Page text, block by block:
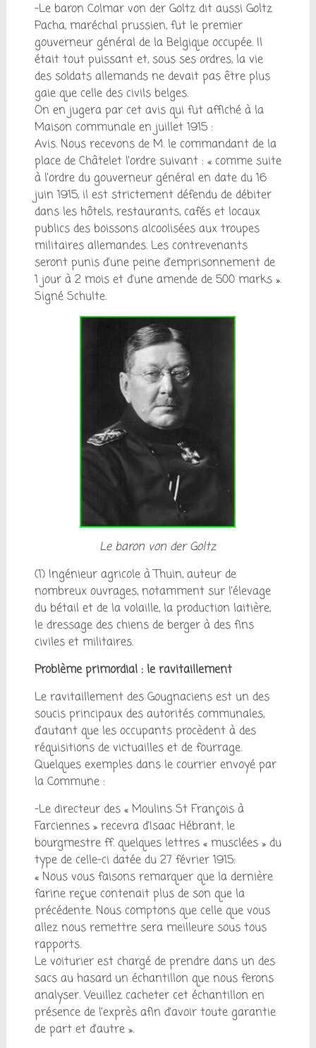
-Le baron Colmar von der Goltz dit aussi Goltz
Pacha, maréchal prussien, fut le premier
gouverneur général de la Belgique occupée. Il
était tout puissant et, sous ses ordres, la vie
des soldats allemands ne devait pas être plus
gaie que celle des civils belges.
On en jugera par cet avis qui fut affiché à la
Maison communale en juillet 1915 :
Avis. Nous recevons de M. le commandant de la
place de Châtelet l’ordre suivant : « comme suite
à l’ordre du gouverneur général en date du 16
juin 1915, il est strictement défendu de débiter
dans les hôtels, restaurants, cafés et locaux
publics des boissons alcoolisées aux troupes
militaires allemandes. Les contrevenants
seront punis d’une peine d’emprisonnement de
1 jour à 2 mois et d’une amende de 500 marks ».
Signé Schulte.
Le baron von der Goltz
(1) Ingénieur agricole à Thuin, auteur de
nombreux ouvrages, notamment sur l’élevage
du bétail et de la volaille, la production laitière,
le dressage des chiens de berger à des fins
civiles et militaires.
Problème primordial : le ravitaillement
Le ravitaillement des Gougnaciens est un des
soucis principaux des autorités communales,
d’autant que les occupants procèdent à des
réquisitions de victuailles et de fourrage.
Quelques exemples dans le courrier envoyé par
la Commune :
-Le directeur des « Moulins St François à
Farciennes » recevra d’Isaac Hébrant, le
bourgmestre ff. quelques lettres « musclées » du
type de celle-ci datée du 27 février 1915:
« Nous vous faisons remarquer que la dernière
farine reçue contenait plus de son que la
précédente. Nous comptons que celle que vous
allez nous remettre sera meilleure sous tous
rapports.
Le voiturier est chargé de prendre dans un des
sacs au hasard un échantillon que nous ferons
analyser. Veuillez cacheter cet échantillon en
présence de l’exprès afin d’avoir toute garantie
de part et d’autre ».